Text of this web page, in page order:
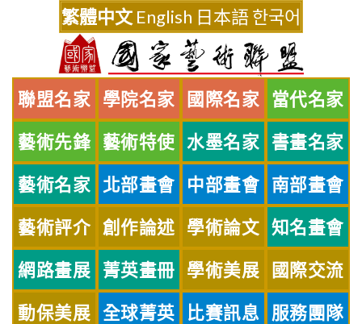
繁體中文 English 日本語한국어
聯盟名家 學院名家 國際名家 當代名家
藝術先鋒 藝術特使 水墨名家 書畫名家
藝術名家 北部畫會 中部畫會 南部畫會
藝術評介 創作論述 學術論文 知名畫會
網路畫展 菁英畫冊 學術美展 國際交流
動保美展 全球菁英 比賽訊息 服務團隊